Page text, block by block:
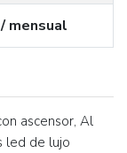
mensual
ascensor, Al
led de lujo